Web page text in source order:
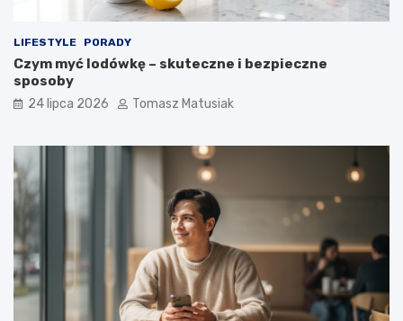
LIFESTYLE PORADY
Czym myć lodówkę – skuteczne i bezpieczne
sposoby
24 lipca 2026 Tomasz Matusiak